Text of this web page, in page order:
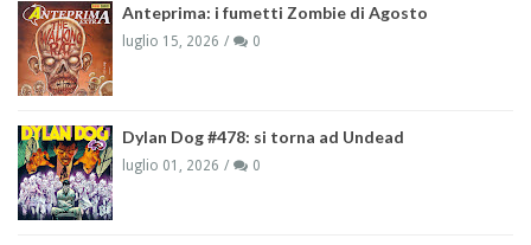
Anteprima: i fumetti Zombie di Agosto
luglio 15, 2026 0
Dylan Dog #478: si torna ad Undead
luglio 01, 2026 0